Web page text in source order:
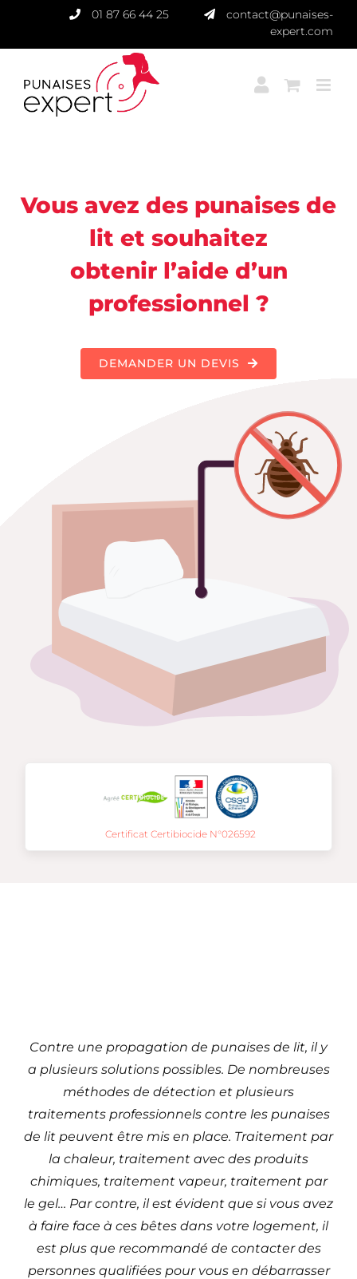
contenu
01 87 66 44 25
contact@punaises-
expert.com
Vous avez des punaises de
lit et souhaitez
obtenir l’aide d’un
professionnel ?
DEMANDER UN DEVIS
Certificat Certibiocide N°026592
Contre une propagation de punaises de lit, il y
a plusieurs solutions possibles. De nombreuses
méthodes de détection et plusieurs
traitements professionnels contre les punaises
de lit peuvent être mis en place. Traitement par
la chaleur, traitement avec des produits
chimiques, traitement vapeur, traitement par
le gel… Par contre, il est évident que si vous avez
à faire face à ces bêtes dans votre logement, il
est plus que recommandé de contacter des
personnes qualifiées pour vous en débarrasser